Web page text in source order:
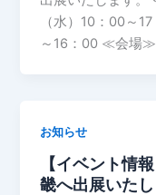
（水）10：00～
～16：00 ≪会場≫
お知らせ
【イベント情
畿へ出展いた